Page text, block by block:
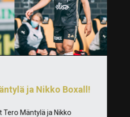
ja Nikko Boxall!
Tero Mäntylä ja Nikko